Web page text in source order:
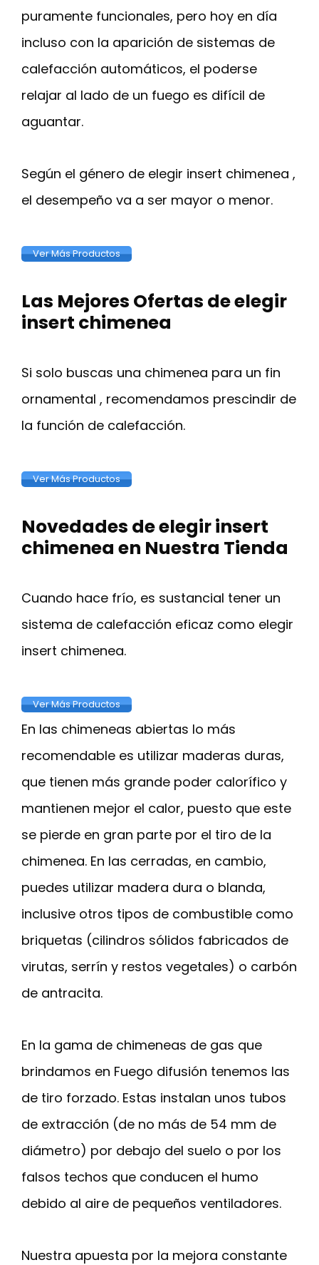
puramente funcionales, pero hoy en día
incluso con la aparición de sistemas de
calefacción automáticos, el poderse
relajar al lado de un fuego es difícil de
aguantar.
Según el género de elegir insert chimenea ,
el desempeño va a ser mayor o menor.
Ver Más Productos
Las Mejores Ofertas de elegir
insert chimenea
Si solo buscas una chimenea para un fin
ornamental , recomendamos prescindir de
la función de calefacción.
Ver Más Productos
Novedades de elegir insert
chimenea en Nuestra Tienda
Cuando hace frío, es sustancial tener un
sistema de calefacción eficaz como elegir
insert chimenea.
Ver Más Productos
En las chimeneas abiertas lo más
recomendable es utilizar maderas duras,
que tienen más grande poder calorífico y
mantienen mejor el calor, puesto que este
se pierde en gran parte por el tiro de la
chimenea. En las cerradas, en cambio,
puedes utilizar madera dura o blanda,
inclusive otros tipos de combustible como
briquetas (cilindros sólidos fabricados de
virutas, serrín y restos vegetales) o carbón
de antracita.
En la gama de chimeneas de gas que
brindamos en Fuego difusión tenemos las
de tiro forzado. Estas instalan unos tubos
de extracción (de no más de 54 mm de
diámetro) por debajo del suelo o por los
falsos techos que conducen el humo
debido al aire de pequeños ventiladores.
Nuestra apuesta por la mejora constante